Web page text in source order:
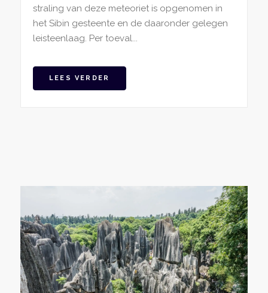
straling van deze meteoriet is opgenomen in
het Sibin gesteente en de daaronder gelegen
leisteenlaag. Per toeval...
LEES VERDER